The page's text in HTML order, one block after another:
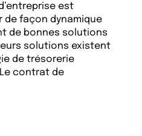
est
de façon dynamique
de bonnes solutions
solutions existent
de trésorerie
contrat de